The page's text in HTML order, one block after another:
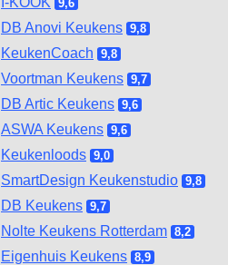
9,6
DB Anovi Keukens 9,8
KeukenCoach 9,8
Voortman Keukens 9,7
DB Artic Keukens 9,6
ASWA Keukens 9,6
Keukenloods 9,0
SmartDesign Keukenstudio 9,8
DB Keukens 9,7
Nolte Keukens Rotterdam 8,2
Eigenhuis Keukens 8,9